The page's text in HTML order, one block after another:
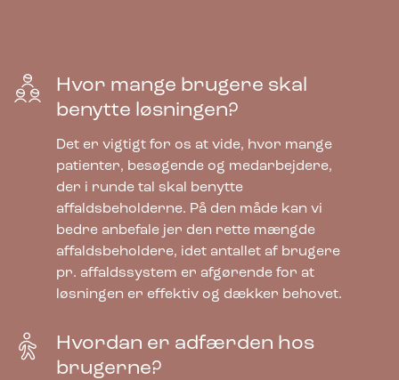
Bica Model 950 Affaldssortering 2×65 +
2×45 liter Med hylder
Hvor mange brugere skal
benytte løsningen?
Det er vigtigt for os at vide, hvor mange
patienter, besøgende og medarbejdere,
der i runde tal skal benytte
affaldsbeholderne. På den måde kan vi
bedre anbefale jer den rette mængde
affaldsbeholdere, idet antallet af brugere
pr. affaldssystem er afgørende for at
løsningen er effektiv og dækker behovet.
Hvordan er adfærden hos
brugerne?